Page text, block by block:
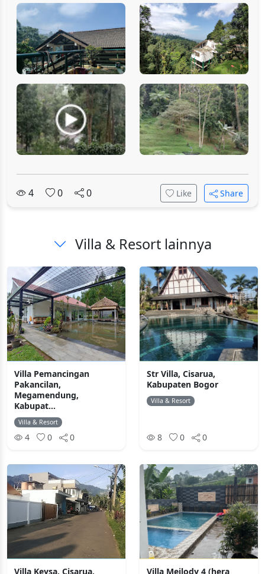
4 0 0 Like Share
Villa & Resort lainnya
Villa Pemancingan
Pakancilan,
Megamendung,
Kabupat...
Villa & Resort
4 0 0
Str Villa, Cisarua,
Kabupaten Bogor
Villa & Resort
8 0 0
Villa Keysa, Cisarua, Villa Meilody 4 (hera